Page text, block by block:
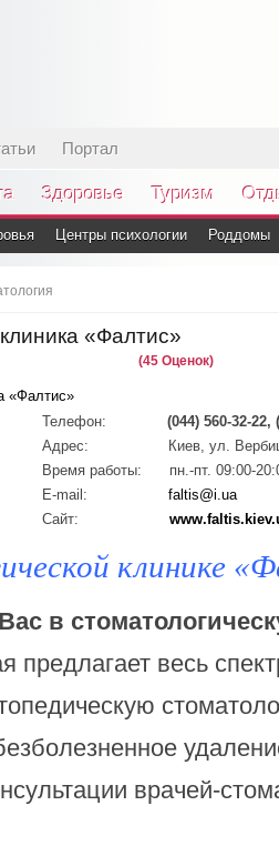
Портал
Здоровье Туризм
Центры психологии Роддомы
«Фалтис»
(45 Оценок)
Телефон:
(044) 560-32-22,
Адрес:
Киев, ул.
Время работы:
пн.-пт. 09:00-
E-mail:
faltis@i.ua
Сайт:
клинике
в
предлагает весь
врачей-